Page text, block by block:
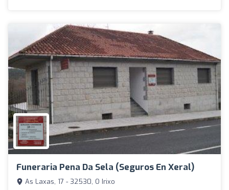
Funeraria Pena Da Sela (Seguros En Xeral)
As Laxas, 17 - 32530, O Irixo